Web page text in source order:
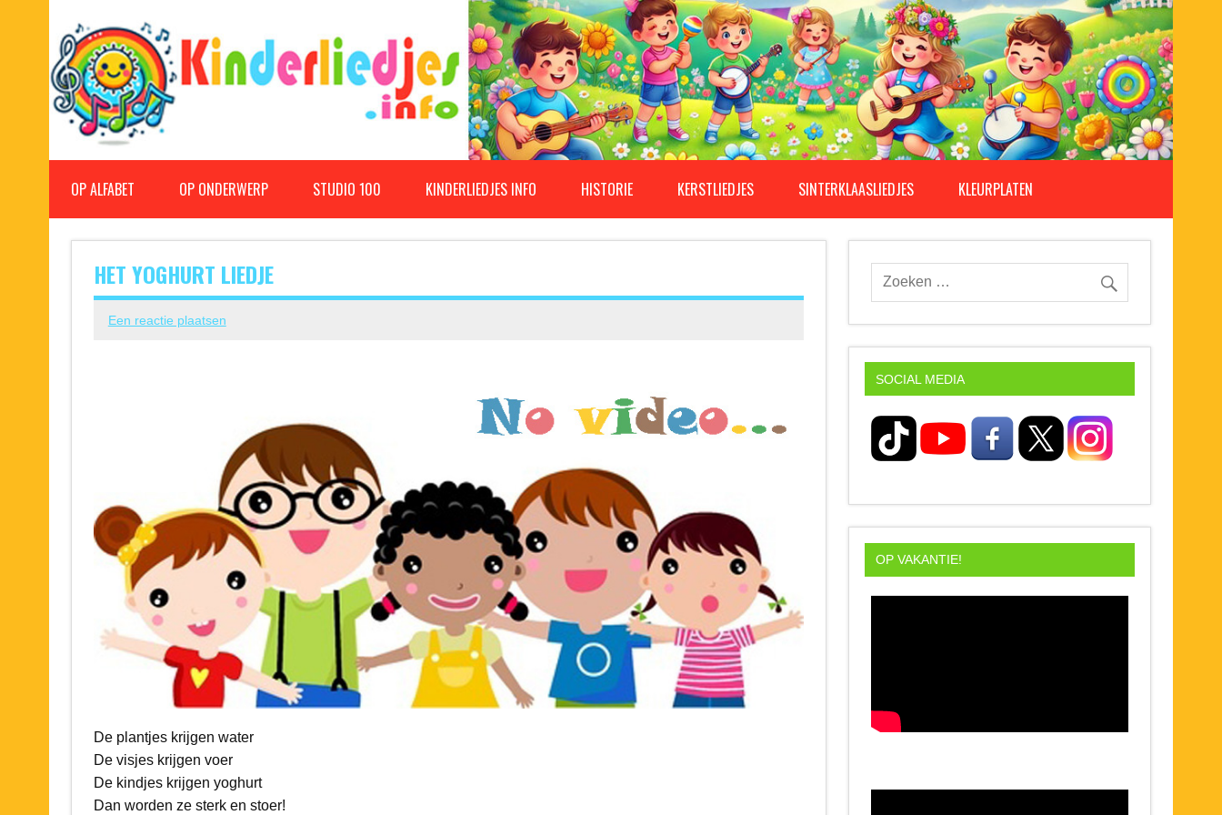
Kinderliedjes
OP ALFABET OP ONDERWERP STUDIO 100 KINDERLIEDJES INFO HISTORIE KERSTLIEDJES SINTERKLAASLIEDJES KLEURPLATEN
HET YOGHURT LIEDJE
Een reactie plaatsen
De plantjes krijgen water
De visjes krijgen voer
De kindjes krijgen yoghurt
Dan worden ze sterk en stoer!
SOCIAL MEDIA
OP VAKANTIE!